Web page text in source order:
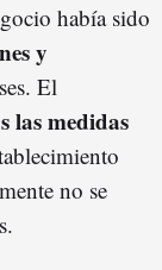
había sido
y
El
las medidas
no se